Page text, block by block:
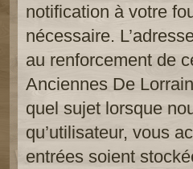
notification à votre
nécessaire.
au renforcement de
Anciennes De
quel sujet lorsque
qu’utilisateur, vous
entrées soient